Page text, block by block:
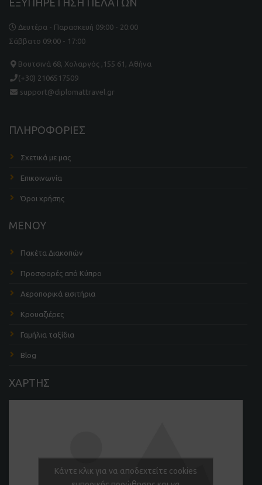
ΕΞΥΠΗΡΕΤΗΣΗ ΠΕΛΑΤΩΝ
Δευτέρα - Παρασκευή 09:00 - 20:00
Σάββατο 09:00 - 17:00
Βουτσινά 68, Χολαργός ,155 61, Αθήνα
(+30) 2106517509
support@diplomattravel.gr
ΠΛΗΡΟΦΟΡΙΕΣ
Σχετικά με μας
Επικοινωνία
Όροι χρήσης
ΜΕΝΟΥ
Πακέτα Διακοπών
Προσφορές από Κύπρο
Αεροπορικά εισιτήρια
Κρουαζιέρες
Γαμήλια ταξίδια
Blog
ΧΑΡΤΗΣ
Κάντε κλικ για να αποδεχτείτε cookies